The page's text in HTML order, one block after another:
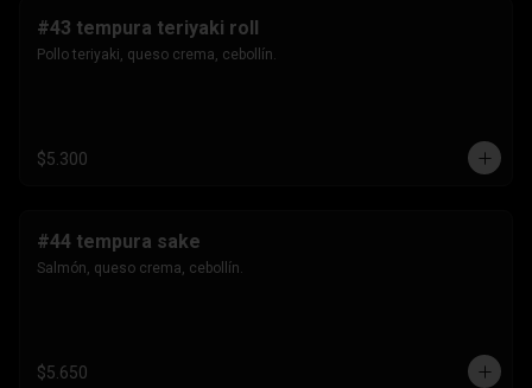
#43 tempura teriyaki roll
Pollo teriyaki, queso crema, cebollín.
$5.300
#44 tempura sake
Salmón, queso crema, cebollín.
$5.650